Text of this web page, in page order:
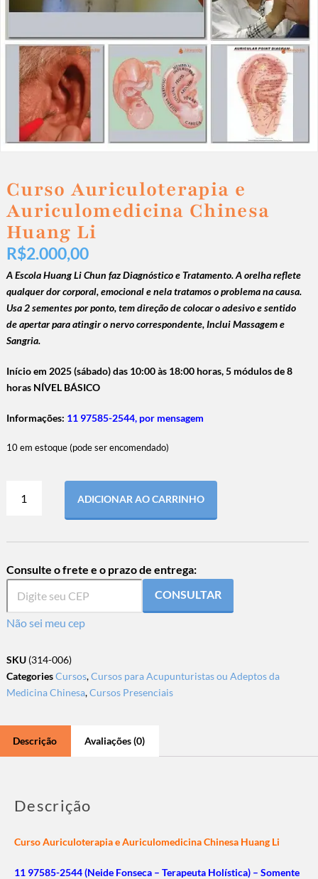
Curso Auriculoterapia e
Auriculomedicina Chinesa
Huang Li
R$2.000,00
A Escola Huang Li Chun faz Diagnóstico e Tratamento. A orelha reflete
qualquer dor corporal, emocional e nela tratamos o problema na causa.
Usa 2 sementes por ponto, tem direção de colocar o adesivo e sentido
de apertar para atingir o nervo correspondente, Inclui Massagem e
Sangria.
Início em 2025 (sábado) das 10:00 às 18:00 horas, 5 módulos de 8
horas NÍVEL BÁSICO
Informações: 11 97585-2544, por mensagem
10 em estoque (pode ser encomendado)
ADICIONAR AO CARRINHO
Consulte o frete e o prazo de entrega:
CONSULTAR
Não sei meu cep
SKU (314-006)
CategoriesCursos,Cursos para Acupunturistas ou Adeptos da
Medicina Chinesa,Cursos Presenciais
Descrição Avaliações (0)
Descrição
Curso Auriculoterapia e Auriculomedicina Chinesa Huang Li
11 97585-2544 (Neide Fonseca – Terapeuta Holística) – Somente